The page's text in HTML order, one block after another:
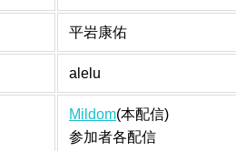
平岩康佑
alelu
Mildom(本配信)
参加者各配信